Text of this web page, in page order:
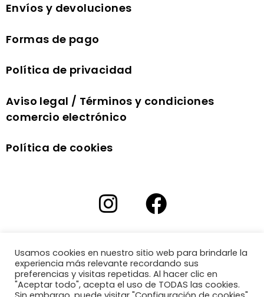
Envíos y devoluciones
Formas de pago
Política de privacidad
Aviso legal / Términos y condiciones
comercio electrónico
Política de cookies
Usamos cookies en nuestro sitio web para brindarle la
experiencia más relevante recordando sus
preferencias y visitas repetidas. Al hacer clic en
"Aceptar todo", acepta el uso de TODAS las cookies.